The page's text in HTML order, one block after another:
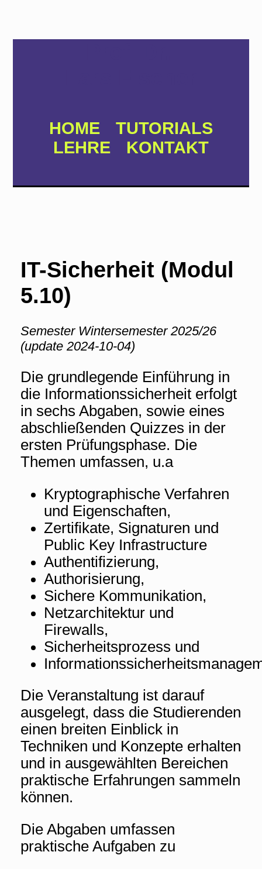
HOME
TUTORIALS
LEHRE
KONTAKT
IT-Sicherheit (Modul
5.10)
Semester Wintersemester 2025/26
(update 2024-10-04)
Die grundlegende Einführung in
die Informationssicherheit erfolgt
in sechs Abgaben, sowie eines
abschließenden Quizzes in der
ersten Prüfungsphase. Die
Themen umfassen, u.a
Kryptographische Verfahren
und Eigenschaften,
Zertifikate, Signaturen und
Public Key Infrastructure
Authentifizierung,
Authorisierung,
Sichere Kommunikation,
Netzarchitektur und
Firewalls,
Sicherheitsprozess und
Die Veranstaltung ist darauf
ausgelegt, dass die Studierenden
einen breiten Einblick in
Techniken und Konzepte erhalten
und in ausgewählten Bereichen
praktische Erfahrungen sammeln
können.
Die Abgaben umfassen
praktische Aufgaben zu